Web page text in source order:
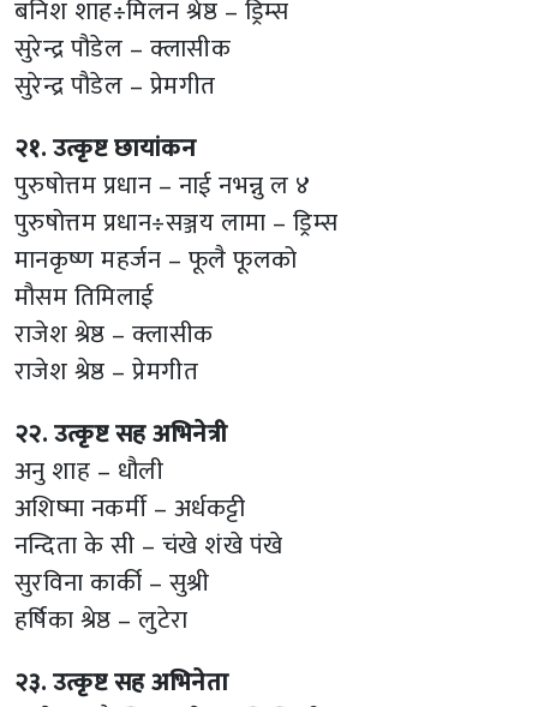
बनिश शाह÷मिलन श्रेष्ठ – ड्रिम्स
सुरेन्द्र पौडेल – क्लासीक
सुरेन्द्र पौडेल – प्रेमगीत
२१. उत्कृष्ट छायांकन
पुरुषोत्तम प्रधान – नाई नभन्नु ल ४
पुरुषोत्तम प्रधान÷सञ्जय लामा – ड्रिम्स
मानकृष्ण महर्जन – फूलै फूलको
मौसम तिमिलाई
राजेश श्रेष्ठ – क्लासीक
राजेश श्रेष्ठ – प्रेमगीत
२२. उत्कृष्ट सह अभिनेत्री
अनु शाह – धौली
अशिष्मा नकर्मी – अर्धकट्टी
नन्दिता के सी – चंखे शंखे पंखे
सुरविना कार्की – सुश्री
हर्षिका श्रेष्ठ – लुटेरा
२३. उत्कृष्ट सह अभिनेता